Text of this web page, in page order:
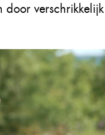
door verschrikkelijk